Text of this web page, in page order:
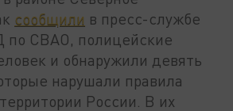
сообщили в пресс-службе
по СВАО, полицейские
и обнаружили девять
нарушали правила
России. В их